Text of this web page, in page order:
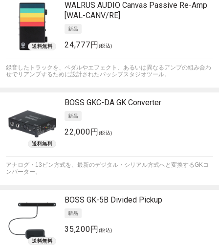
WALRUS AUDIO Canvas Passive Re-Amp
[WAL-CANV/RE]
24,777円 (税込)
録音したトラックを、ペダルやエフェクト、あるいは異なるアンプの組み合わ
せでリアンプするために設計されたパッシブスタジオツール。
BOSS GKC-DA GK Converter
22,000円 (税込)
アナログ・13ピン方式を、最新のデジタル・シリアル方式へと変換するGKコ
ンバーター。
BOSS GK-5B Divided Pickup
35,200円 (税込)